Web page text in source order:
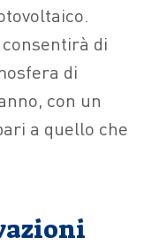
di
di
con un
a quello che